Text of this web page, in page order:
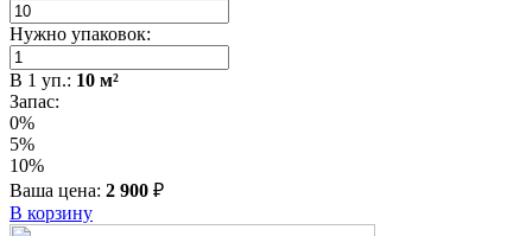
Нужно упаковок:
В 1 уп.: 10 м²
Запас:
0%
5%
10%
Ваша цена: 2 900 ₽
В корзину